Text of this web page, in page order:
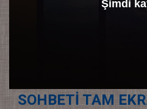
SOHBETİ TAM